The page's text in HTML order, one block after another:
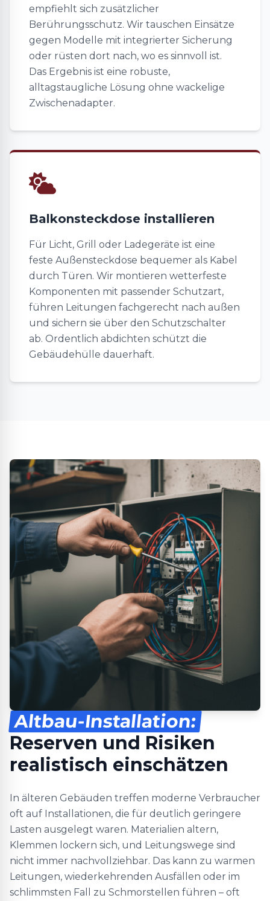
empfiehlt sich zusätzlicher
Berührungsschutz. Wir tauschen Einsätze
gegen Modelle mit integrierter Sicherung
oder rüsten dort nach, wo es sinnvoll ist.
Das Ergebnis ist eine robuste,
alltagstaugliche Lösung ohne wackelige
Zwischenadapter.
Balkonsteckdose installieren
Für Licht, Grill oder Ladegeräte ist eine
feste Außensteckdose bequemer als Kabel
durch Türen. Wir montieren wetterfeste
Komponenten mit passender Schutzart,
führen Leitungen fachgerecht nach außen
und sichern sie über den Schutzschalter
ab. Ordentlich abdichten schützt die
Gebäudehülle dauerhaft.
Altbau-Installation:
Reserven und Risiken
realistisch einschätzen
In älteren Gebäuden treffen moderne Verbraucher
oft auf Installationen, die für deutlich geringere
Lasten ausgelegt waren. Materialien altern,
Klemmen lockern sich, und Leitungswege sind
nicht immer nachvollziehbar. Das kann zu warmen
Leitungen, wiederkehrenden Ausfällen oder im
schlimmsten Fall zu Schmorstellen führen – oft